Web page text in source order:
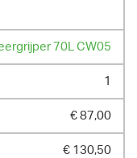
70L CW05
1
€ 87,00
€ 130,50